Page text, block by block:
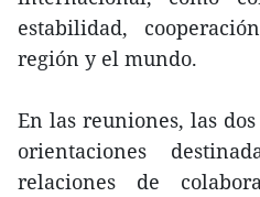
estabilidad,
región y el mundo.
En las reuniones, las
orientaciones
relaciones de